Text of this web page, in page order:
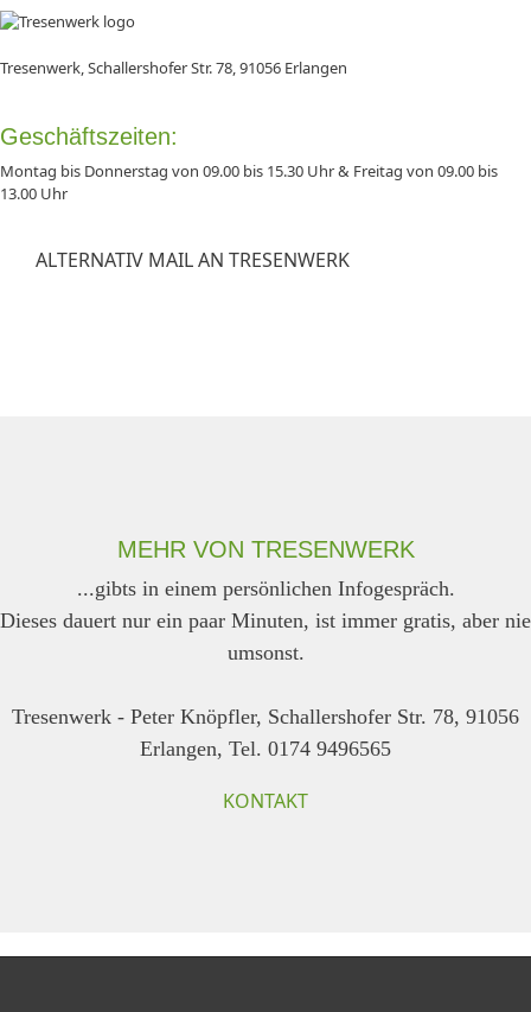
Tresenwerk, Schallershofer Str. 78, 91056 Erlangen
Geschäftszeiten:
Montag bis Donnerstag von 09.00 bis 15.30 Uhr & Freitag von 09.00 bis
13.00 Uhr
ALTERNATIV MAIL AN TRESENWERK
MEHR VON TRESENWERK
...gibts in einem persönlichen Infogespräch.
Dieses dauert nur ein paar Minuten, ist immer gratis, aber nie
umsonst.
Tresenwerk - Peter Knöpfler, Schallershofer Str. 78, 91056
Erlangen, Tel. 0174 9496565
KONTAKT